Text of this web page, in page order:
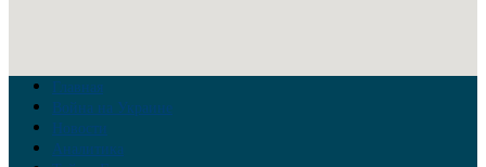
Главная
Война на Украине
Новости
Аналитика